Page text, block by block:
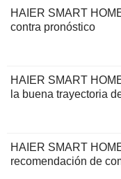
HAIER SMART
contra pronóstico
HAIER SMART
la buena trayectoria
HAIER SMART
recomendación de